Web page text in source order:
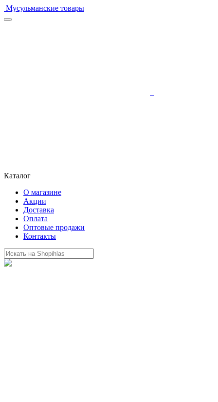
Мусульманские товары
Каталог
О магазине
Акции
Доставка
Оплата
Оптовые продажи
Контакты